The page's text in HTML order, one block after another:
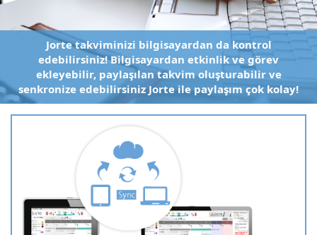
Jorte takviminizi bilgisayardan da kontrol
edebilirsiniz!Bilgisayardan etkinlik ve görev
ekleyebilir,paylaşılan takvim oluşturabilirve
senkronize edebilirsiniz Jorte ile paylaşım çok kolay!